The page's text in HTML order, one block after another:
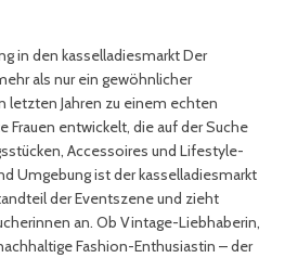
in den kasselladiesmarkt Der
als nur ein gewöhnlicher
letzten Jahren zu einem echten
Frauen entwickelt, die auf der Suche
Accessoires und Lifestyle-
Umgebung ist der kasselladiesmarkt
der Eventszene und zieht
an. Ob Vintage-Liebhaberin,
Fashion-Enthusiastin – der